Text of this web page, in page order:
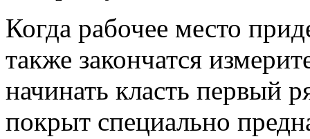
Когда рабочее место
также закончатся
начинать класть первый
покрыт специально